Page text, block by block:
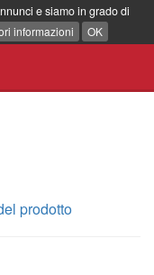
e siamo in grado di
informazioni OK
prodotto